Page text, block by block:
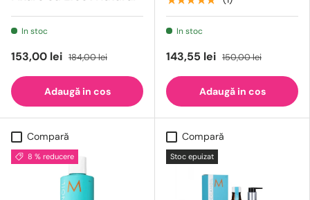
In stoc
153,00 lei 184,00 lei
Adaugă in cos
In stoc
143,55 lei 150,00 lei
Adaugă in cos
Compară
8 % reducere
Compară
Stoc epuizat